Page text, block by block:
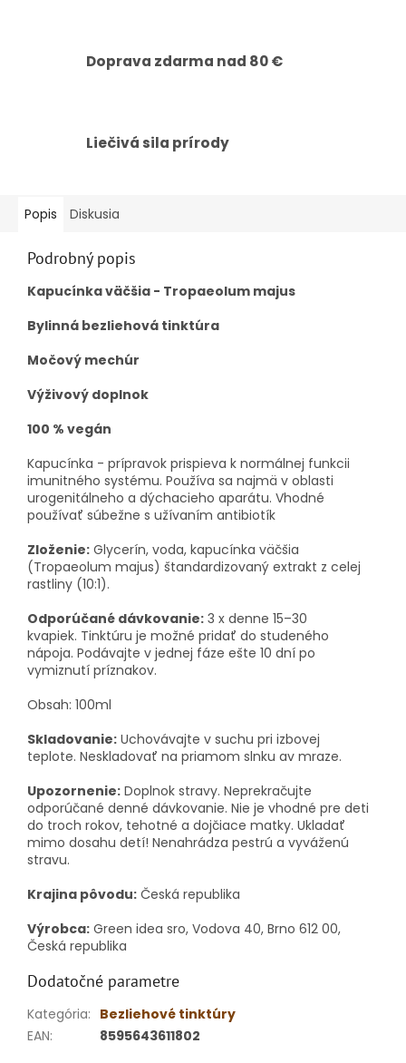
Doprava zdarma nad 80 €
Liečivá sila prírody
Popis Diskusia
Podrobný popis
Kapucínka väčšia - Tropaeolum majus
Bylinná bezliehová tinktúra
Močový mechúr
Výživový doplnok
​100 % vegán
Kapucínka - prípravok prispieva k normálnej funkcii
imunitného systému. Používa sa najmä v oblasti
urogenitálneho a dýchacieho aparátu. Vhodné
používať súbežne s užívaním antibiotík
Zloženie: Glycerín, voda, kapucínka väčšia
(Tropaeolum majus) štandardizovaný extrakt z celej
rastliny (10:1).
Odporúčané dávkovanie: 3 x denne 15–30
kvapiek. Tinktúru je možné pridať do studeného
nápoja. Podávajte v jednej fáze ešte 10 dní po
vymiznutí príznakov.
Obsah: 100ml
Skladovanie: Uchovávajte v suchu pri izbovej
teplote. Neskladovať na priamom slnku av mraze.
Upozornenie: Doplnok stravy. Neprekračujte
odporúčané denné dávkovanie. Nie je vhodné pre deti
do troch rokov, tehotné a dojčiace matky. Ukladať
mimo dosahu detí! Nenahrádza pestrú a vyváženú
stravu.
Krajina pôvodu: Česká republika
Výrobca: Green idea sro, Vodova 40, Brno 612 00,
Česká republika
Dodatočné parametre
Kategória: Bezliehové tinktúry
EAN: 8595643611802